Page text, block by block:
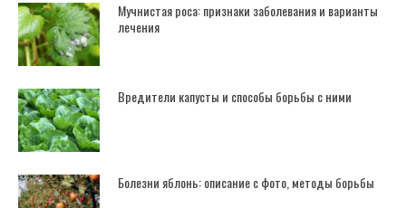
Мучнистая роса: признаки заболевания и варианты
лечения
Вредители капусты и способы борьбы с ними
Болезни яблонь: описание с фото, методы борьбы